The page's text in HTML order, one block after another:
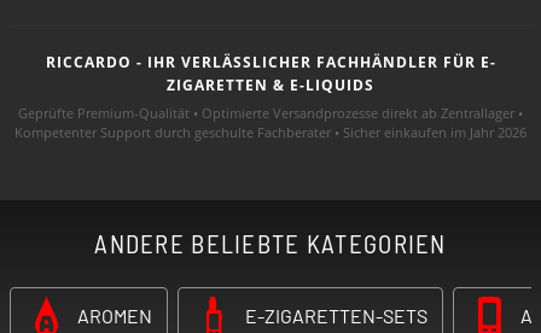
RICCARDO - IHR VERLÄSSLICHER FACHHÄNDLER FÜR E-
ZIGARETTEN & E-LIQUIDS
Geprüfte Premium-Qualität • Optimierte Versandprozesse direkt ab Zentrallager •
Kompetenter Support durch geschulte Fachberater • Sicher einkaufen im Jahr 2026
ANDERE BELIEBTE KATEGORIEN
AROMEN E-ZIGARETTEN-SETS